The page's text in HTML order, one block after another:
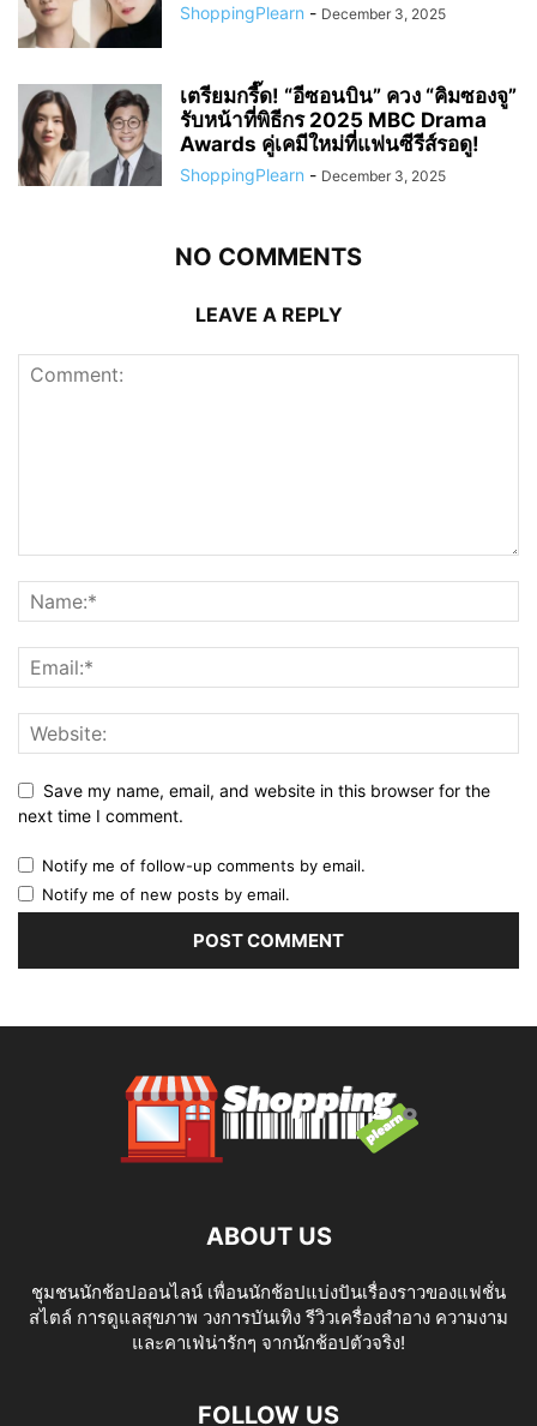
ShoppingPlearn - December 3, 2025
เตรียมกรี๊ด! “อีซอนบิน” ควง “คิมซองจู”
รับหน้าที่พิธีกร 2025 MBC Drama
Awards คู่เคมีใหม่ที่แฟนซีรีส์รอดู!
ShoppingPlearn - December 3, 2025
NO COMMENTS
LEAVE A REPLY
Save my name, email, and website in this browser for the
next time I comment.
Notify me of follow-up comments by email.
Notify me of new posts by email.
ABOUT US
ชุมชนนักช้อปออนไลน์ เพื่อนนักช้อปแบ่งปันเรื่องราวของแฟชั่น
สไตล์ การดูแลสุขภาพ วงการบันเทิง รีวิวเครื่องสำอาง ความงาม
และคาเฟ่น่ารักๆ จากนักช้อปตัวจริง!
FOLLOW US